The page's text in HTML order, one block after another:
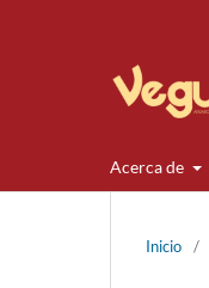
Acerca de
Inicio /